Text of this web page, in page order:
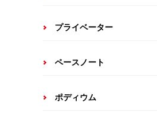
プライベーター
ペースノート
ポディウム